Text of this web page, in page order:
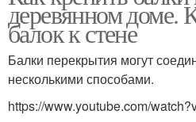
деревянном доме.
балок к стене
Балки перекрытия могут
несколькими способами.
https://www.youtube.com/